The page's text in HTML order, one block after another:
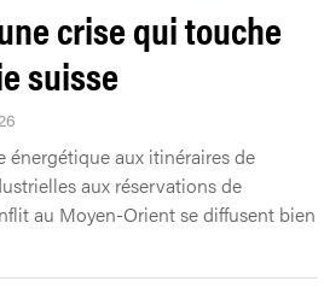
crise qui touche
suisse
énergétique aux itinéraires de
aux réservations de
au Moyen-Orient se diffusent bien